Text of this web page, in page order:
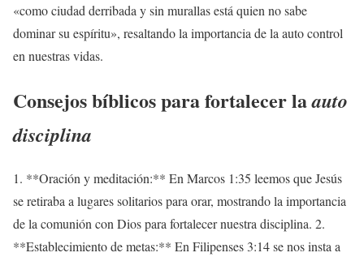
«como ciudad derribada y sin murallas está quien no sabe
dominar su espíritu», resaltando la importancia de la auto control
en nuestras vidas.
Consejos bíblicos para fortalecer laauto
disciplina
1. **Oración y meditación:** En Marcos 1:35 leemos que Jesús
se retiraba a lugares solitarios para orar, mostrando la importancia
de la comunión con Dios para fortalecer nuestra disciplina. 2.
**Establecimiento de metas:** En Filipenses 3:14 se nos insta a